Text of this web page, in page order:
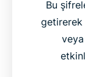
Bu
getirerek